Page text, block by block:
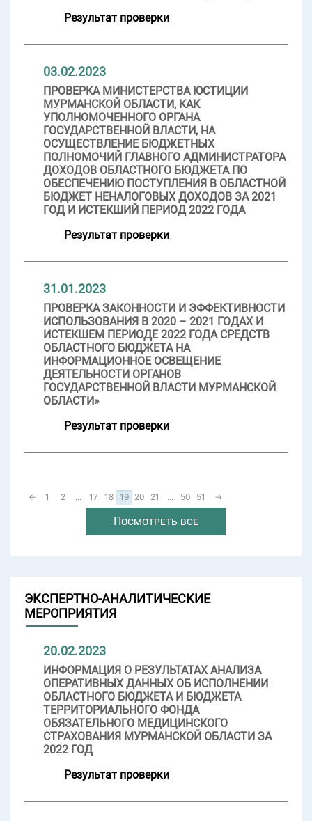
Результат проверки
03.02.2023
ПРОВЕРКА МИНИСТЕРСТВА ЮСТИЦИИ
МУРМАНСКОЙ ОБЛАСТИ, КАК
УПОЛНОМОЧЕННОГО ОРГАНА
ГОСУДАРСТВЕННОЙ ВЛАСТИ, НА
ОСУЩЕСТВЛЕНИЕ БЮДЖЕТНЫХ
ПОЛНОМОЧИЙ ГЛАВНОГО АДМИНИСТРАТОРА
ДОХОДОВ ОБЛАСТНОГО БЮДЖЕТА ПО
ОБЕСПЕЧЕНИЮ ПОСТУПЛЕНИЯ В ОБЛАСТНОЙ
БЮДЖЕТ НЕНАЛОГОВЫХ ДОХОДОВ ЗА 2021
ГОД И ИСТЕКШИЙ ПЕРИОД 2022 ГОДА
Результат проверки
31.01.2023
ПРОВЕРКА ЗАКОННОСТИ И ЭФФЕКТИВНОСТИ
ИСПОЛЬЗОВАНИЯ В 2020 – 2021 ГОДАХ И
ИСТЕКШЕМ ПЕРИОДЕ 2022 ГОДА СРЕДСТВ
ОБЛАСТНОГО БЮДЖЕТА НА
ИНФОРМАЦИОННОЕ ОСВЕЩЕНИЕ
ДЕЯТЕЛЬНОСТИ ОРГАНОВ
ГОСУДАРСТВЕННОЙ ВЛАСТИ МУРМАНСКОЙ
ОБЛАСТИ»
Результат проверки
← 1 2 ... 17 18 19 20 21 ... 50 51 →
Посмотреть все
ЭКСПЕРТНО-АНАЛИТИЧЕСКИЕ
МЕРОПРИЯТИЯ
20.02.2023
ИНФОРМАЦИЯ О РЕЗУЛЬТАТАХ АНАЛИЗА
ОПЕРАТИВНЫХ ДАННЫХ ОБ ИСПОЛНЕНИИ
ОБЛАСТНОГО БЮДЖЕТА И БЮДЖЕТА
ТЕРРИТОРИАЛЬНОГО ФОНДА
ОБЯЗАТЕЛЬНОГО МЕДИЦИНСКОГО
СТРАХОВАНИЯ МУРМАНСКОЙ ОБЛАСТИ ЗА
2022 ГОД
Результат проверки